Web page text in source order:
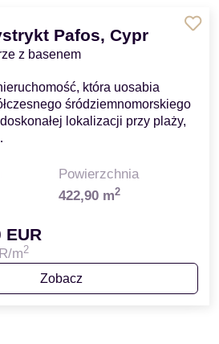
Pafos, Cypr
z basenem
która uosabia
śródziemnomorskiego
lokalizacji przy plaży,
Powierzchnia
422,90 m2
EUR
m2
Zobacz